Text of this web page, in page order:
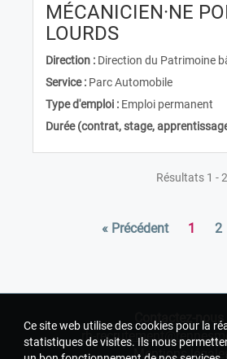
Ce site web utilise des cookies pour la
statistiques de visites. Ils nous
MÉCANICIEN·NE
LOURDS(Nouvelle
Direction : Direction du Patrimoine
Service : Parc Automobile
Type d'emploi : Emploi permanent
Durée (contrat, stage,
Résultats 1 -
« Précédent 1 2
Contactez-nous :
rh-
Mentions